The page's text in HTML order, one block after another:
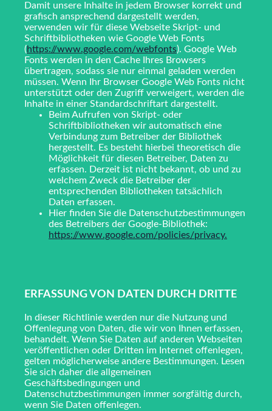
Damit unsere Inhalte in jedem Browser korrekt und
grafisch ansprechend dargestellt werden,
verwenden wir für diese Webseite Skript- und
Schriftbibliotheken wie Google Web Fonts
(https://www.google.com/webfonts). Google Web
Fonts werden in den Cache Ihres Browsers
übertragen, sodass sie nur einmal geladen werden
müssen. Wenn Ihr Browser Google Web Fonts nicht
unterstützt oder den Zugriff verweigert, werden die
Inhalte in einer Standardschriftart dargestellt.
Beim Aufrufen von Skript- oder
Schriftbibliotheken wir automatisch eine
Verbindung zum Betreiber der Bibliothek
hergestellt. Es besteht hierbei theoretisch die
Möglichkeit für diesen Betreiber, Daten zu
erfassen. Derzeit ist nicht bekannt, ob und zu
welchem Zweck die Betreiber der
entsprechenden Bibliotheken tatsächlich
Daten erfassen.
Hier finden Sie die Datenschutzbestimmungen
des Betreibers der Google-Bibliothek:
https://www.google.com/policies/privacy.
ERFASSUNG VON DATEN DURCH DRITTE
In dieser Richtlinie werden nur die Nutzung und
Offenlegung von Daten, die wir von Ihnen erfassen,
behandelt. Wenn Sie Daten auf anderen Webseiten
veröffentlichen oder Dritten im Internet offenlegen,
gelten möglicherweise andere Bestimmungen. Lesen
Sie sich daher die allgemeinen
Geschäftsbedingungen und
Datenschutzbestimmungen immer sorgfältig durch,
wenn Sie Daten offenlegen.